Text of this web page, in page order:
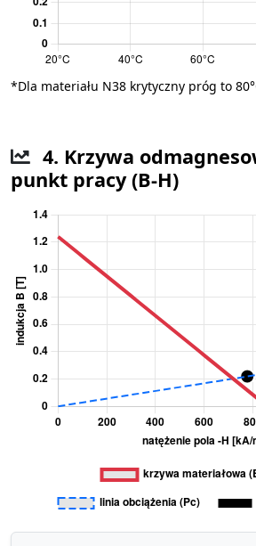
*Dla materiału N38 krytyczny próg to
4. Krzywa
punkt pracy (B-H)